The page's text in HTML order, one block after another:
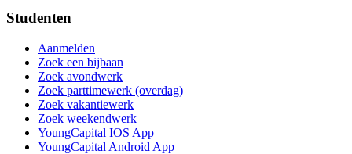
Studenten
Aanmelden
Zoek een bijbaan
Zoek avondwerk
Zoek parttimewerk (overdag)
Zoek vakantiewerk
Zoek weekendwerk
YoungCapital IOS App
YoungCapital Android App